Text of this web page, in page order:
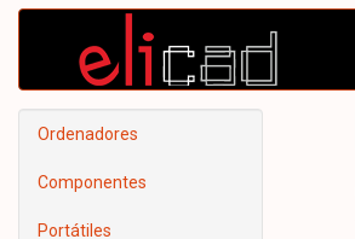
Ordenadores
Componentes
Portátiles